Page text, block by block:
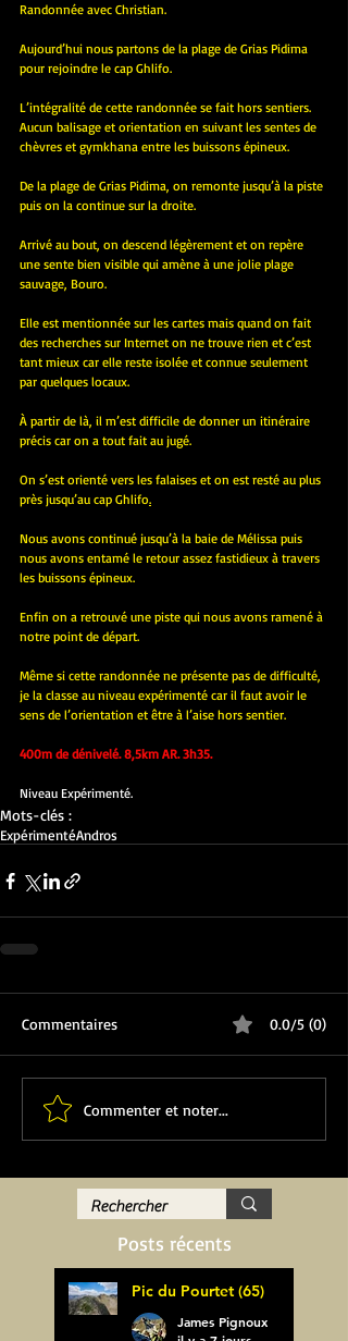
Randonnée avec Christian.
Aujourd’hui nous partons de la plage de Grias Pidima
pour rejoindre le cap Ghlifo.
L’intégralité de cette randonnée se fait hors sentiers.
Aucun balisage et orientation en suivant les sentes de
chèvres et gymkhana entre les buissons épineux.
De la plage de Grias Pidima, on remonte jusqu’à la piste
puis on la continue sur la droite.
Arrivé au bout, on descend légèrement et on repère
une sente bien visible qui amène à une jolie plage
sauvage, Bouro.
Elle est mentionnée sur les cartes mais quand on fait
des recherches sur Internet on ne trouve rien et c’est
tant mieux car elle reste isolée et connue seulement
par quelques locaux.
À partir de là, il m’est difficile de donner un itinéraire
précis car on a tout fait au jugé.
On s’est orienté vers les falaises et on est resté au plus
près jusqu’au cap Ghlifo.
Nous avons continué jusqu’à la baie de Mélissa puis
nous avons entamé le retour assez fastidieux à travers
les buissons épineux.
Enfin on a retrouvé une piste qui nous avons ramené à
notre point de départ.
Même si cette randonnée ne présente pas de difficulté,
je la classe au niveau expérimenté car il faut avoir le
sens de l’orientation et être à l’aise hors sentier.
400m de dénivelé. 8,5km AR. 3h35.
Niveau Expérimenté.
Mots-clés :
ExpérimentéAndros
Commentaires 0.0/5 (0)
Commenter et noter...
Posts récents
Pic du Pourtet (65)
James Pignoux